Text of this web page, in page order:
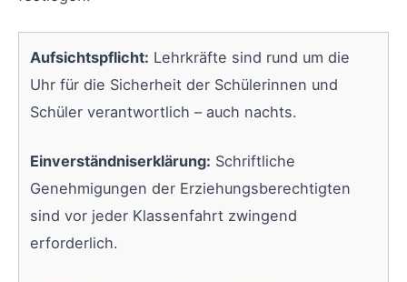
Aufsichtspflicht: Lehrkräfte sind rund um die
Uhr für die Sicherheit der Schülerinnen und
Schüler verantwortlich – auch nachts.
Einverständniserklärung: Schriftliche
Genehmigungen der Erziehungsberechtigten
sind vor jeder Klassenfahrt zwingend
erforderlich.